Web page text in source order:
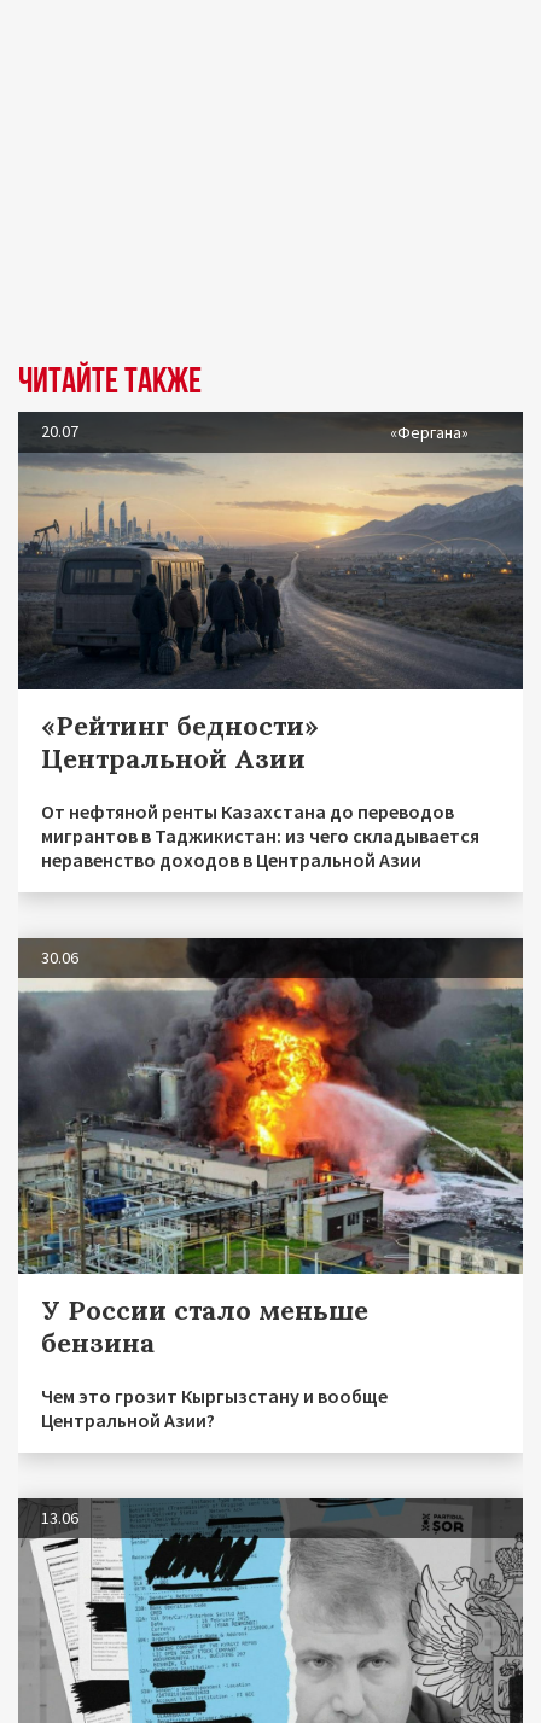
Читайте также
20.07 «Фергана»
«Рейтинг бедности»
Центральной Азии
От нефтяной ренты Казахстана до переводов
мигрантов в Таджикистан: из чего складывается
неравенство доходов в Центральной Азии
30.06
У России стало меньше
бензина
Чем это грозит Кыргызстану и вообще
Центральной Азии?
13.06